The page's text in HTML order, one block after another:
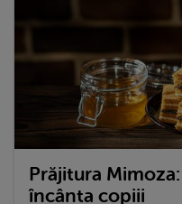
Prăjitura
încânta copiii